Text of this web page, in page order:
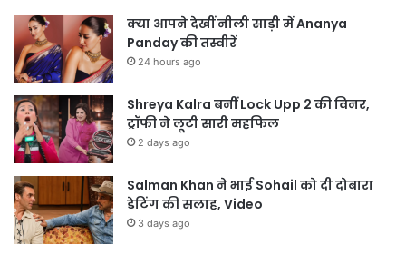
क्या आपने देखीं नीली साड़ी में Ananya
Panday की तस्वीरें
24 hours ago
Shreya Kalra बनीं Lock Upp 2 की विनर,
ट्रॉफी ने लूटी सारी महफिल
2 days ago
Salman Khan ने भाई Sohail को दी दोबारा
डेटिंग की सलाह, Video
3 days ago